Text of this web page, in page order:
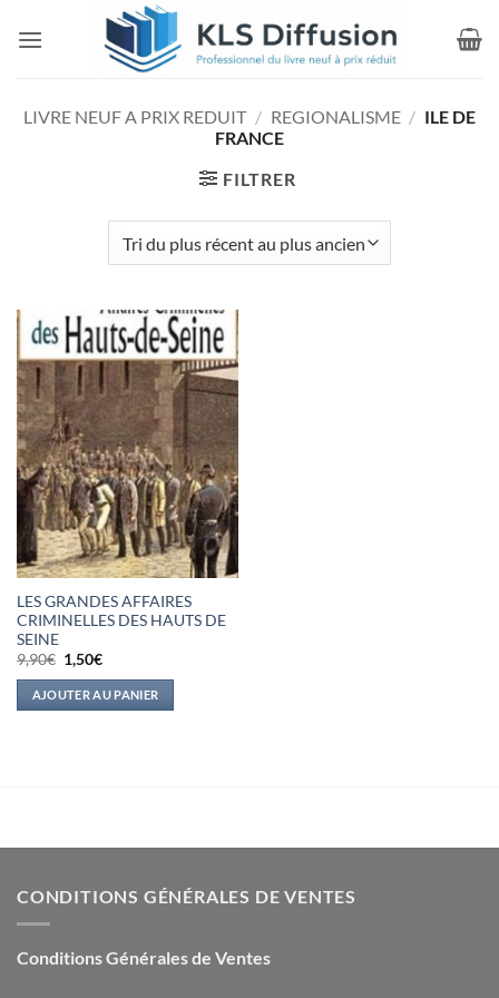
LIVRE NEUF A PRIX REDUIT / REGIONALISME / ILE DE
FRANCE
FILTRER
LES GRANDES AFFAIRES
CRIMINELLES DES HAUTS DE
SEINE
9,90€ Le
prix
initial
était :
9,90€.
1,50€Le
actuel
est :
1,50€.
AJOUTER AU PANIER
CONDITIONS GÉNÉRALES DE VENTES
Conditions Générales de Ventes